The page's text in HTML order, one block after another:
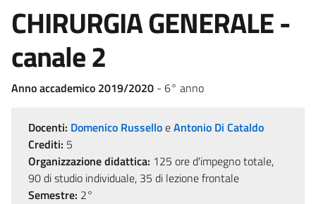
CHIRURGIA GENERALE -
canale 2
Anno accademico 2019/2020 - 6° anno
Docenti: Domenico RusselloeAntonio Di Cataldo
Crediti: 5
Organizzazione didattica: 125 ore d'impegno totale,
90 di studio individuale, 35 di lezione frontale
Semestre: 2°